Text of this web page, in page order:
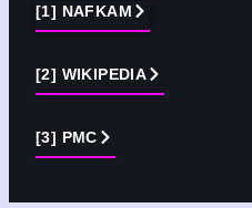
[1] NAFKAM
[2] WIKIPEDIA
[3] PMC